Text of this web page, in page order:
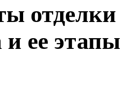
отделки
и ее этапы